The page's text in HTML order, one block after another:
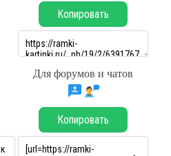
Копировать
Для форумов и чатов
Копировать